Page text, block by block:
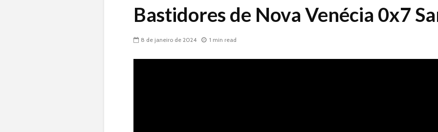
Bastidores de Nova Venécia 0x7
8 de janeiro de 2024 1 min read